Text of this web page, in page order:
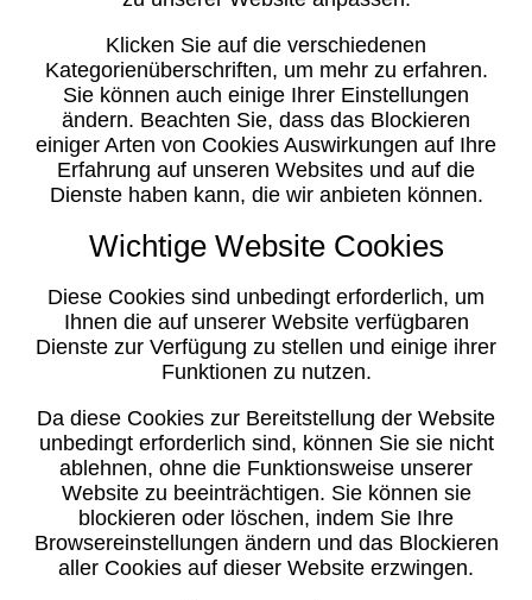
Klicken Sie auf die verschiedenen
Kategorienüberschriften, um mehr zu erfahren.
Sie können auch einige Ihrer Einstellungen
ändern. Beachten Sie, dass das Blockieren
einiger Arten von Cookies Auswirkungen auf Ihre
Erfahrung auf unseren Websites und auf die
Dienste haben kann, die wir anbieten können.
Wichtige Website Cookies
Diese Cookies sind unbedingt erforderlich, um
Ihnen die auf unserer Website verfügbaren
Dienste zur Verfügung zu stellen und einige ihrer
Funktionen zu nutzen.
Da diese Cookies zur Bereitstellung der Website
unbedingt erforderlich sind, können Sie sie nicht
ablehnen, ohne die Funktionsweise unserer
Website zu beeinträchtigen. Sie können sie
blockieren oder löschen, indem Sie Ihre
Browsereinstellungen ändern und das Blockieren
aller Cookies auf dieser Website erzwingen.